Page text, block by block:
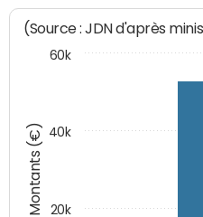
Montants (€)
(Source : JDN d'après
20k
40k
60k